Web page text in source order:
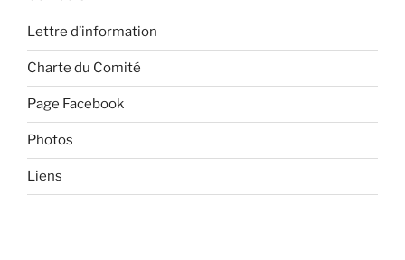
Lettre d’information
Charte du Comité
Page Facebook
Photos
Liens